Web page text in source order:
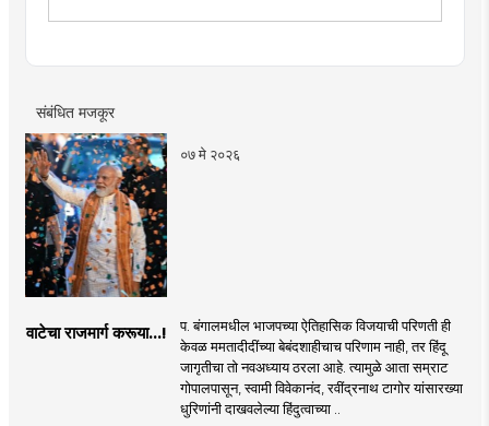
म्हणून कार्यरत. चालू घडामोडी, सामाजिक विषय, युवा पिढीला आवडेल
संबंधित मजकूर
०७ मे २०२६
वाटेचा राजमार्ग करूया...!
प. बंगालमधील भाजपच्या ऐतिहासिक विजयाची परिणती ही
केवळ ममतादीदींच्या बेबंदशाहीचाच परिणाम नाही, तर हिंदू
जागृतीचा तो नवअध्याय ठरला आहे. त्यामुळे आता सम्राट
गोपालपासून, स्वामी विवेकानंद, रवींद्रनाथ टागोर यांसारख्या
धुरिणांनी दाखवलेल्या हिंदुत्वाच्या ..